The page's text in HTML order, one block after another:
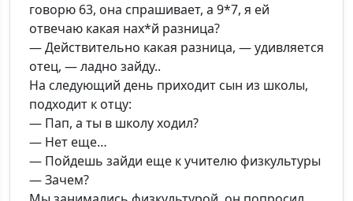
говорю 63, она спрашивает, а 9*7, я ей
отвечаю какая нах*й разница?
— Действительно какая разница, — удивляется
отец, — ладно зайду..
На следующий день приходит сын из школы,
подходит к отцу:
— Пап, а ты в школу ходил?
— Нет еще…
— Пойдешь зайди еще к учителю физкультуры
— Зачем?